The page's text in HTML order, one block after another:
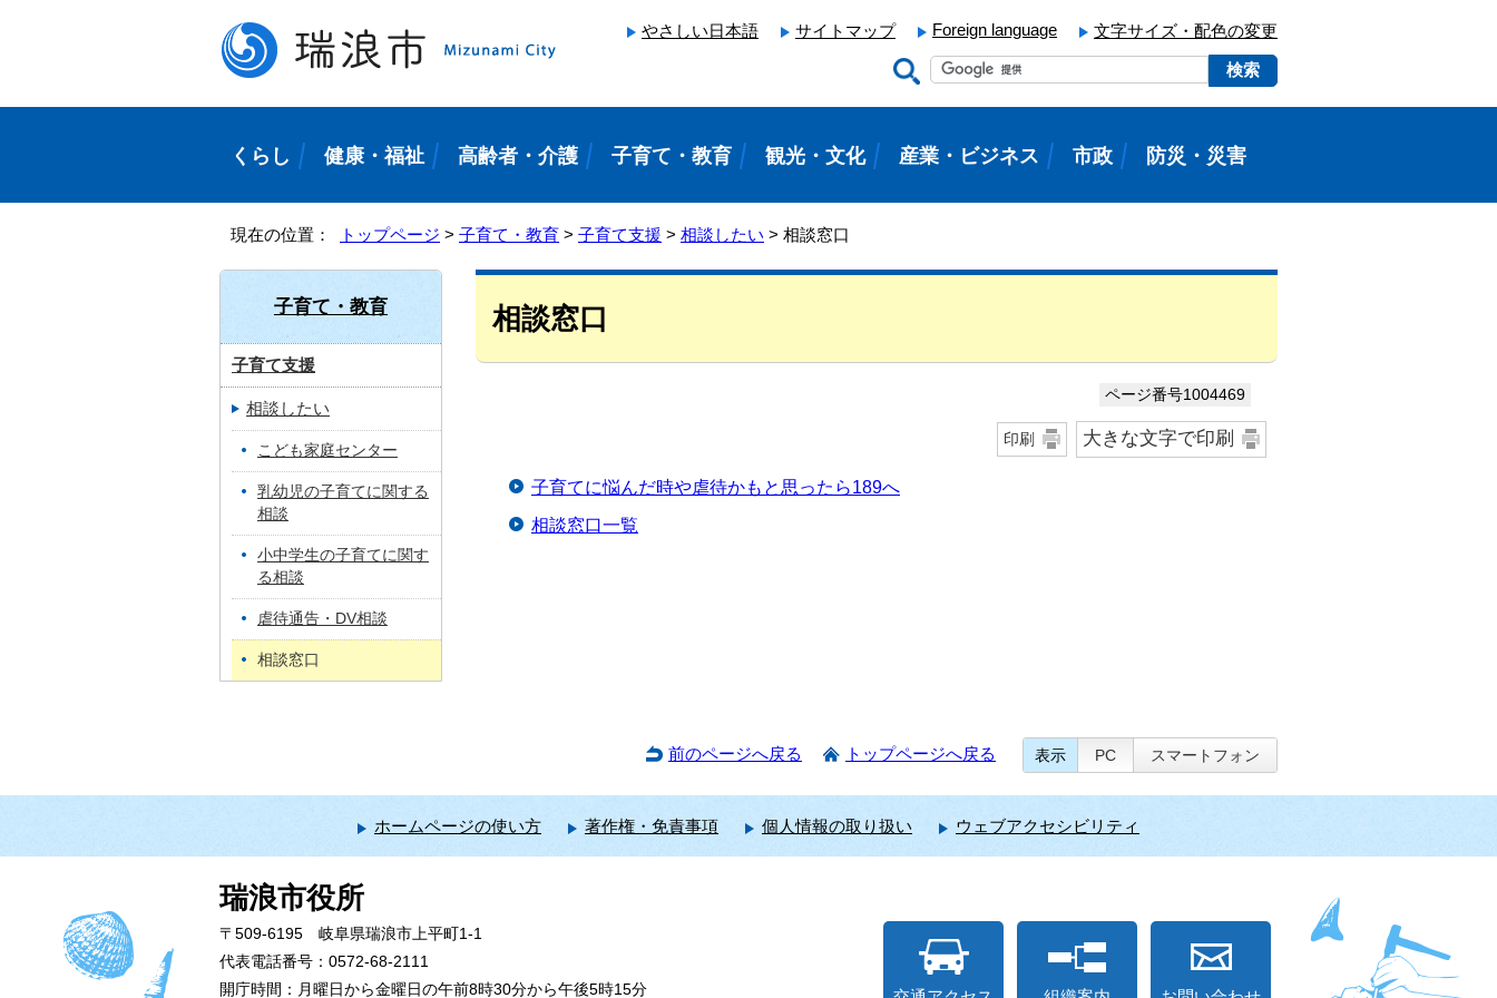
やさしい日本語 サイトマップ Foreign language 文字サイズ・配色の変更
くらし 健康・福祉 高齢者・介護 子育て・教育 観光・文化 産業・ビジネス 市政 防災・災害
現在の位置： トップページ > 子育て・教育 > 子育て支援 > 相談したい > 相談窓口
相談窓口
ページ番号1004469
印刷 大きな文字で印刷
子育てに悩んだ時や虐待かもと思ったら189へ
相談窓口一覧
子育て・教育
子育て支援
相談したい
こども家庭センター
乳幼児の子育てに関する
相談
小中学生の子育てに関す
る相談
虐待通告・DV相談
相談窓口
前のページへ戻る トップページへ戻る 表示 PC スマートフォン
ホームページの使い方 著作権・免責事項 個人情報の取り扱い ウェブアクセシビリティ
瑞浪市役所
〒509-6195 岐阜県瑞浪市上平町1-1
代表電話番号：0572-68-2111
開庁時間：月曜日から金曜日の午前8時30分から午後5時15分